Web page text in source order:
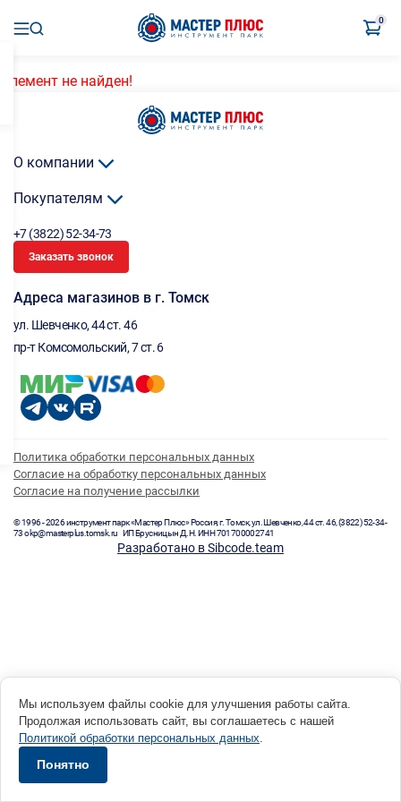
0
Элемент не найден!
О компании
Покупателям
+7 (3822) 52-34-73
Заказать звонок
Адреса магазинов в г. Томск
ул. Шевченко, 44 ст. 46
пр-т Комсомольский, 7 ст. 6
Политика обработки персональных данных
Согласие на обработку персональных данных
Согласие на получение рассылки
© 1996 - 2026 инструмент парк «Мастер Плюс» Россия, г. Томск, ул. Шевченко, 44 ст. 46, (3822) 52-34-
73 okp@masterplus.tomsk.ru ИП Брусницын Д.Н. ИНН 701700002741
Разработано в Sibcode.team
Мы используем файлы cookie для улучшения работы сайта.
Продолжая использовать сайт, вы соглашаетесь с нашей
Политикой обработки персональных данных.
Понятно